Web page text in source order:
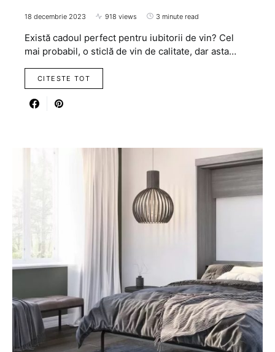
18 decembrie 2023 918 views 3 minute read
Există cadoul perfect pentru iubitorii de vin? Cel
mai probabil, o sticlă de vin de calitate, dar asta…
CITESTE TOT